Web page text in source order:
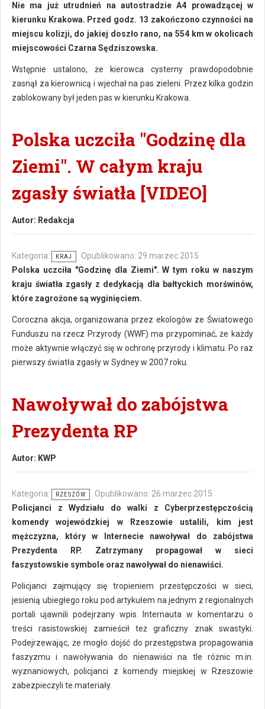
Nie ma już utrudnień na autostradzie A4 prowadzącej w
kierunku Krakowa. Przed godz. 13 zakończono czynności na
miejscu kolizji, do jakiej doszło rano, na 554 km w okolicach
miejscowości Czarna Sędziszowska.
Wstępnie ustalono, że kierowca cysterny prawdopodobnie
zasnął za kierownicą i wjechał na pas zieleni. Przez kilka godzin
zablokowany był jeden pas w kierunku Krakowa.
Polska uczciła "Godzinę dla
Ziemi". W całym kraju
zgasły światła [VIDEO]
Autor: Redakcja
Kategoria: KRAJ
Opublikowano: 29 marzec 2015
Polska uczciła "Godzinę dla Ziemi". W tym roku w naszym
kraju światła zgasły z dedykacją dla bałtyckich morświnów,
które zagrożone są wyginięciem.
Coroczna akcja, organizowana przez ekologów ze Światowego
Funduszu na rzecz Przyrody (WWF) ma przypominać, że każdy
może aktywnie włączyć się w ochronę przyrody i klimatu. Po raz
pierwszy światła zgasły w Sydney w 2007 roku.
Nawoływał do zabójstwa
Prezydenta RP
Autor: KWP
Kategoria: RZESZÓW
Opublikowano: 26 marzec 2015
Policjanci z Wydziału do walki z Cyberprzestępczością
komendy wojewódzkiej w Rzeszowie ustalili, kim jest
mężczyzna, który w Internecie nawoływał do zabójstwa
Prezydenta RP. Zatrzymany propagował w sieci
faszystowskie symbole oraz nawoływał do nienawiści.
Policjanci zajmujący się tropieniem przestępczości w sieci,
jesienią ubiegłego roku pod artykułem na jednym z regionalnych
portali ujawnili podejrzany wpis. Internauta w komentarzu o
treści rasistowskiej zamieścił też graficzny znak swastyki.
Podejrzewając, że mogło dojść do przestępstwa propagowania
faszyzmu i nawoływania do nienawiści na tle różnic m.in.
wyznaniowych, policjanci z komendy miejskiej w Rzeszowie
zabezpieczyli te materiały.